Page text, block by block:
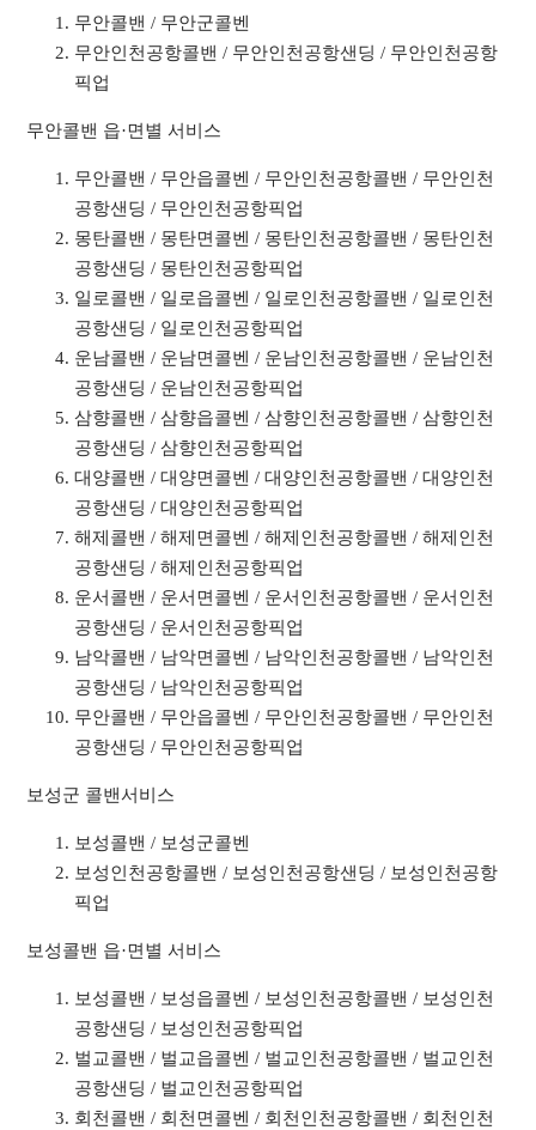
무안콜밴 / 무안군콜벤
무안인천공항콜밴 / 무안인천공항샌딩 / 무안인천공항
픽업
무안콜밴 읍·면별 서비스
무안콜밴 / 무안읍콜벤 / 무안인천공항콜밴 / 무안인천
공항샌딩 / 무안인천공항픽업
몽탄콜밴 / 몽탄면콜벤 / 몽탄인천공항콜밴 / 몽탄인천
공항샌딩 / 몽탄인천공항픽업
일로콜밴 / 일로읍콜벤 / 일로인천공항콜밴 / 일로인천
공항샌딩 / 일로인천공항픽업
운남콜밴 / 운남면콜벤 / 운남인천공항콜밴 / 운남인천
공항샌딩 / 운남인천공항픽업
삼향콜밴 / 삼향읍콜벤 / 삼향인천공항콜밴 / 삼향인천
공항샌딩 / 삼향인천공항픽업
대양콜밴 / 대양면콜벤 / 대양인천공항콜밴 / 대양인천
공항샌딩 / 대양인천공항픽업
해제콜밴 / 해제면콜벤 / 해제인천공항콜밴 / 해제인천
공항샌딩 / 해제인천공항픽업
운서콜밴 / 운서면콜벤 / 운서인천공항콜밴 / 운서인천
공항샌딩 / 운서인천공항픽업
남악콜밴 / 남악면콜벤 / 남악인천공항콜밴 / 남악인천
공항샌딩 / 남악인천공항픽업
무안콜밴 / 무안읍콜벤 / 무안인천공항콜밴 / 무안인천
공항샌딩 / 무안인천공항픽업
보성군 콜밴서비스
보성콜밴 / 보성군콜벤
보성인천공항콜밴 / 보성인천공항샌딩 / 보성인천공항
픽업
보성콜밴 읍·면별 서비스
보성콜밴 / 보성읍콜벤 / 보성인천공항콜밴 / 보성인천
공항샌딩 / 보성인천공항픽업
벌교콜밴 / 벌교읍콜벤 / 벌교인천공항콜밴 / 벌교인천
공항샌딩 / 벌교인천공항픽업
회천콜밴 / 회천면콜벤 / 회천인천공항콜밴 / 회천인천